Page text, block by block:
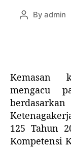
Byadmin
Kemasan
mengacu
125 Tahun
Kompetensi